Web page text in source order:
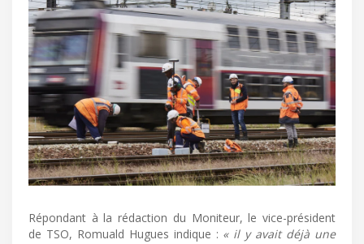
Répondant à la rédaction du Moniteur, le vice-président
de TSO, Romuald Hugues indique : « il y avait déjà une